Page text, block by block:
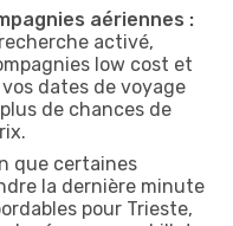
aériennes :
activé,
low cost et
dates de voyage
de chances de
que certaines
la dernière minute
pour Trieste,